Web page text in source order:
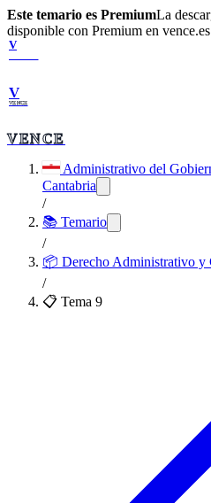
Este temario es PremiumLa
disponible con Premium en
V
V
VENCE
VENCE
Administrativo del
Cantabria
/
📚 Temario
/
📦 Derecho Administrativo y
/
📋 Tema 9